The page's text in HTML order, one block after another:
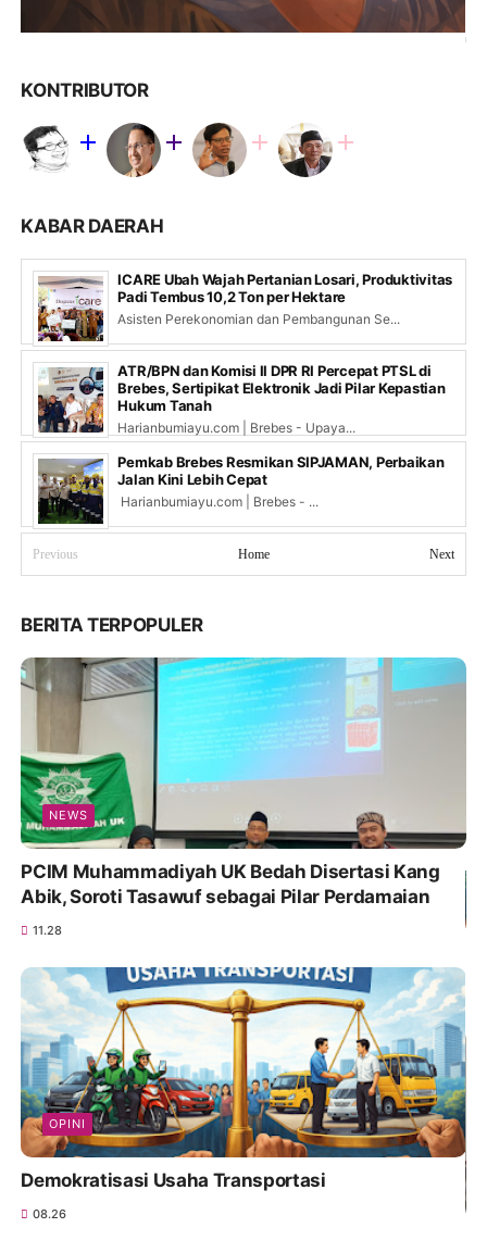
KONTRIBUTOR
KABAR DAERAH
ICARE Ubah Wajah Pertanian Losari, Produktivitas
Padi Tembus 10,2 Ton per Hektare
Asisten Perekonomian dan Pembangunan Se...
ATR/BPN dan Komisi II DPR RI Percepat PTSL di
Brebes, Sertipikat Elektronik Jadi Pilar Kepastian
Hukum Tanah
Harianbumiayu.com | Brebes - Upaya...
Pemkab Brebes Resmikan SIPJAMAN, Perbaikan
Jalan Kini Lebih Cepat
Harianbumiayu.com | Brebes - ...
Previous Next
Home
BERITA TERPOPULER
NEWS
PCIM Muhammadiyah UK Bedah Disertasi Kang
Abik, Soroti Tasawuf sebagai Pilar Perdamaian
11.28
OPINI
Demokratisasi Usaha Transportasi
08.26